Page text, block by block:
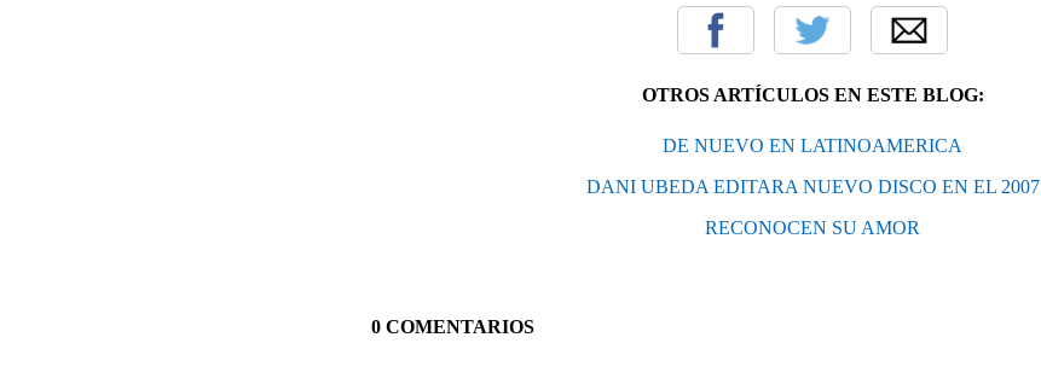
OTROS ARTÍCULOS EN ESTE BLOG:
DE NUEVO EN LATINOAMERICA
DANI UBEDA EDITARA NUEVO DISCO EN EL 2007
RECONOCEN SU AMOR
0 COMENTARIOS